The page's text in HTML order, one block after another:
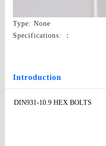
Type: None
Specifications:
：
Introduction
DIN931-10.9 HEX BOLTS